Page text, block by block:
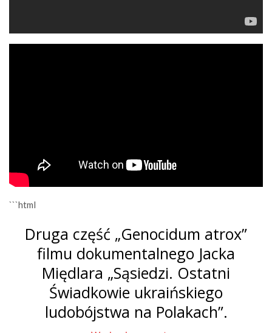
```html
Druga część „Genocidum atrox”
filmu dokumentalnego Jacka
Międlara „Sąsiedzi. Ostatni
Świadkowie ukraińskiego
ludobójstwa na Polakach”.